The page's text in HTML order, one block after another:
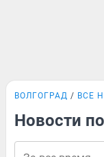
ВОЛГОГРАД ВСЕ
Новости